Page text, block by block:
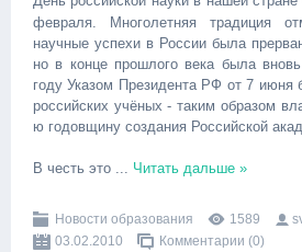
февраля. Многолетняя традиция
научные успехи в России была
но в конце прошлого века была
году Указом Президента РФ от 7 июня
российских учёных - таким образом
ю годовщину создания Российской
В честь это ... Читать дальше »
Новости образования 1589
03.02.2010
Комментарии (0)